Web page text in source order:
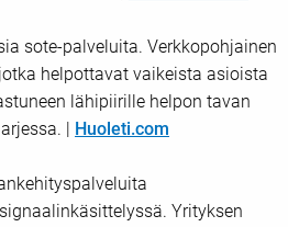
sote-palveluita. Verkkopohjainen
helpottavat vaikeista asioista
lähipiirille helpon tavan
| Huoleti.com
Yrityksen